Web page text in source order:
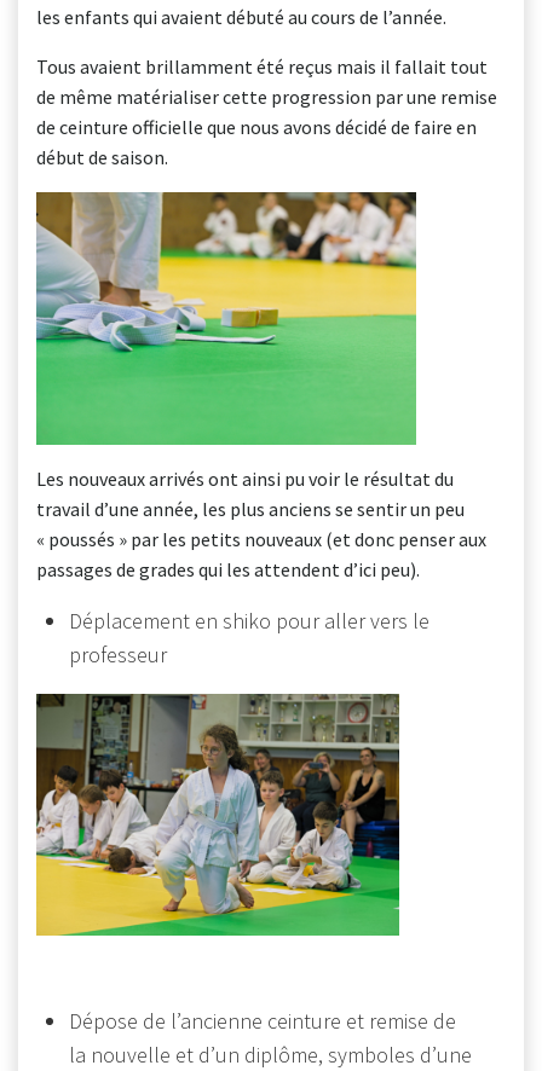
les enfants qui avaient débuté au cours de l’année.
Tous avaient brillamment été reçus mais il fallait tout
de même matérialiser cette progression par une remise
de ceinture officielle que nous avons décidé de faire en
début de saison.
Les nouveaux arrivés ont ainsi pu voir le résultat du
travail d’une année, les plus anciens se sentir un peu
« poussés » par les petits nouveaux (et donc penser aux
passages de grades qui les attendent d’ici peu).
Déplacement en shiko pour aller vers le
professeur
Dépose de l’ancienne ceinture et remise de
la nouvelle et d’un diplôme, symboles d’une